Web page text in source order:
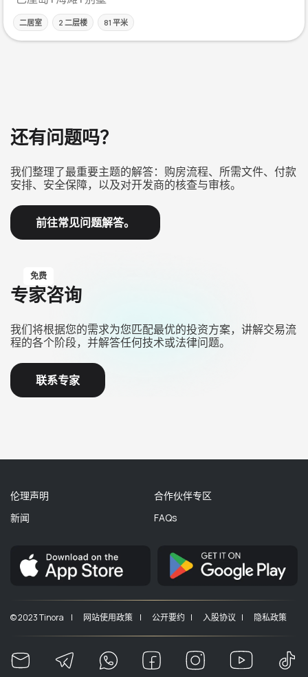
二居室 2 二层楼 81 平米
还有问题吗？
我们整理了最重要主题的解答：购房流程、所需文件、付款
安排、安全保障，以及对开发商的核查与审核。
前往常见问题解答。
免费
专家咨询
我们将根据您的需求为您匹配最优的投资方案，讲解交易流
程的各个阶段，并解答任何技术或法律问题。
联系专家
伦理声明
新闻
合作伙伴专区
FAQs
© 2023 Tinora | 网站使用政策 | 公开要约 | 入股协议 | 隐私政策